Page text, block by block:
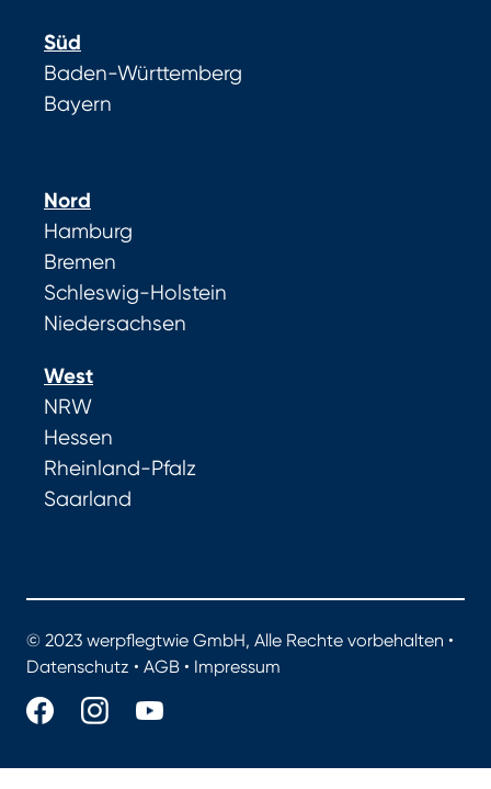
Süd
Baden-Württemberg
Bayern
Nord
Hamburg
Bremen
Schleswig-Holstein
Niedersachsen
West
NRW
Hessen
Rheinland-Pfalz
Saarland
© 2023 werpflegtwie GmbH, Alle Rechte vorbehalten •
Datenschutz • AGB • Impressum